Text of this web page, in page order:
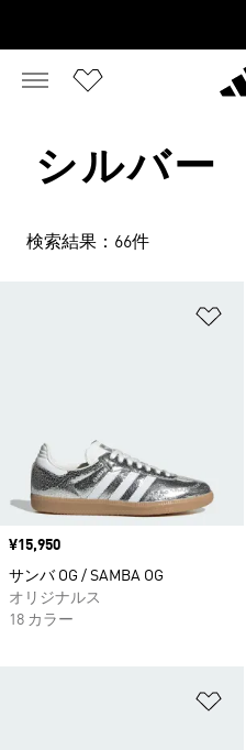
シルバー
検索結果：66件
価格
¥15,950
サンバ OG / SAMBA OG
オリジナルス
18 カラー